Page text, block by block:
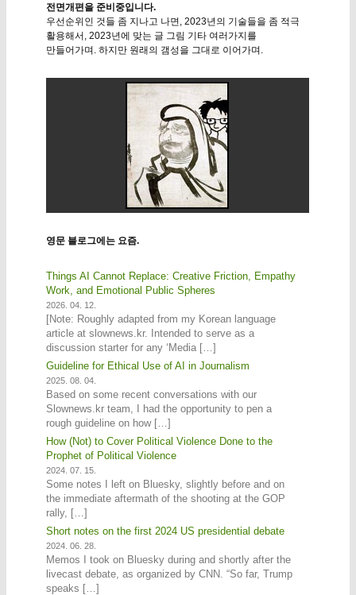
전면개편을 준비중입니다.
우선순위인 것들 좀 지나고 나면, 2023년의 기술들을 좀 적극
활용해서, 2023년에 맞는 글 그림 기타 여러가지를
만들어가며. 하지만 원래의 갬성을 그대로 이어가며.
영문 블로그에는 요즘.
Things AI Cannot Replace: Creative Friction, Empathy
Work, and Emotional Public Spheres
2026. 04. 12.
[Note: Roughly adapted from my Korean language
article at slownews.kr. Intended to serve as a
discussion starter for any ‘Media […]
Guideline for Ethical Use of AI in Journalism
2025. 08. 04.
Based on some recent conversations with our
Slownews.kr team, I had the opportunity to pen a
rough guideline on how […]
How (Not) to Cover Political Violence Done to the
Prophet of Political Violence
2024. 07. 15.
Some notes I left on Bluesky, slightly before and on
the immediate aftermath of the shooting at the GOP
rally, […]
Short notes on the first 2024 US presidential debate
2024. 06. 28.
Memos I took on Bluesky during and shortly after the
livecast debate, as organized by CNN. “So far, Trump
speaks […]